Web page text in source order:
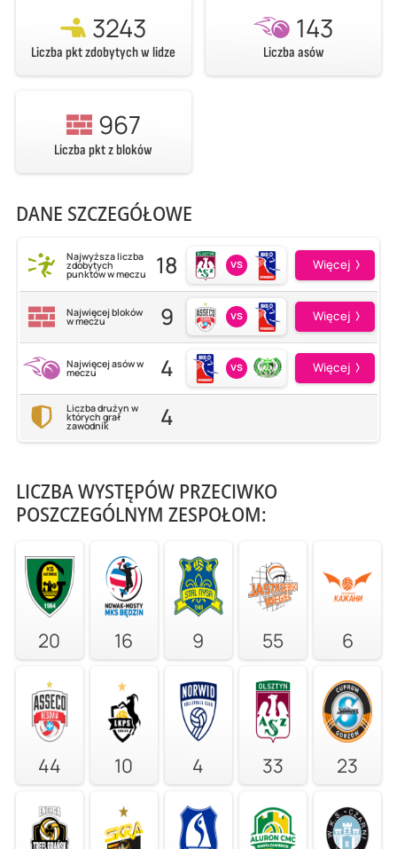
3243
Liczba pkt zdobytych w lidze
143
Liczba asów
967
Liczba pkt z bloków
DANE SZCZEGÓŁOWE
Najwyższa liczba
zdobytych
punktów w meczu 18 vs Więcej
Najwięcej bloków
w meczu 9 vs Więcej
Najwięcej asów w
meczu 4 vs Więcej
Liczba drużyn w
których grał
zawodnik 4
LICZBA WYSTĘPÓW PRZECIWKO
POSZCZEGÓLNYM ZESPOŁOM:
20 16 9 55 6
44 10 4 33 23